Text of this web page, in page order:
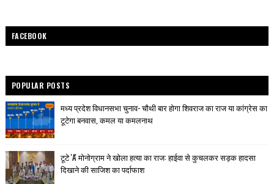
FACEBOOK
POPULAR POSTS
मध्य प्रदेश विधानसभा चुनाव- चौथी बार होगा शिवराज का राज या कांग्रेस का
टूटेगा बनवास, कमल या कमलनाथ
टूटे 'A' मोनोग्राम ने खोला हत्या का राज: हाईवा से कुचलकर सड़क हादसा
दिखाने की साजिश का पर्दाफाश